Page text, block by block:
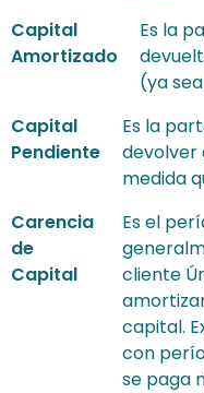
Capital
Amortizado
Es la
(ya
Capital
Pendiente
Es la
devolver
medida
Carencia
de
Capital
Es el
cliente
capital.
con
se paga